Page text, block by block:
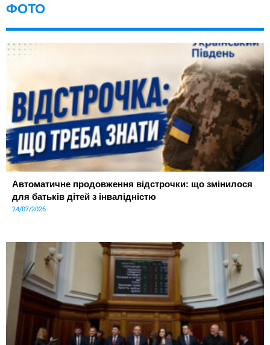
ФОТО
Автоматичне продовження відстрочки: що змінилося
для батьків дітей з інвалідністю
24/07/2026